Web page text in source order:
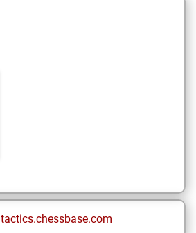
tactics.chessbase.com